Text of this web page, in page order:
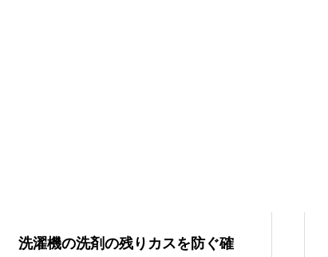
洗濯機の洗剤の残りカスを防ぐ確